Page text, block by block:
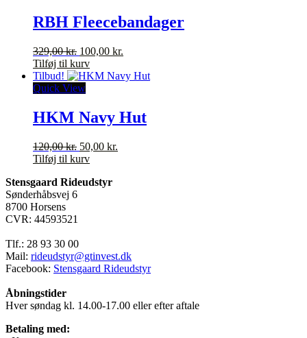
varianter.
Mulighederne
vælges
varesiden
RBH Fleecebandager
329,00kr. Den
oprindelige
pris
var:
100,00 kr.
pris
Tilføj til kurv
Tilbud!
Quick View
HKM Navy Hut
120,00kr. Den
oprindelige
var:
50,00 kr.
Tilføj til kurv
Stensgaard Rideudstyr
Sønderhåbsvej 6
8700 Horsens
CVR: 44593521
Tlf.: 28 93 30 00
Mail: rideudstyr@gtinvest.dk
Facebook: Stensgaard Rideudstyr
Åbningstider
Hver søndag kl. 14.00-17.00 eller efter aftale
Betaling med: